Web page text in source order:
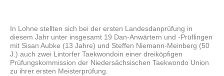
In Lohne stellten sich bei der ersten Landesdanprüfung in
diesem Jahr unter insgesamt 19 Dan-Anwärtern und -Prüflingen
mit Sisan Aubke (13 Jahre) und Steffen Niemann-Meinberg (50
J.) auch zwei Lintorfer Taekwondoin einer dreiköpfigen
Prüfungskommission der Niedersächsischen Taekwondo Union
zu ihrer ersten Meisterprüfung.